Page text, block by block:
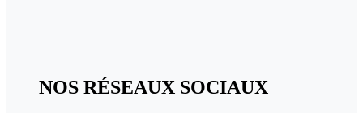
NOS RÉSEAUX SOCIAUX